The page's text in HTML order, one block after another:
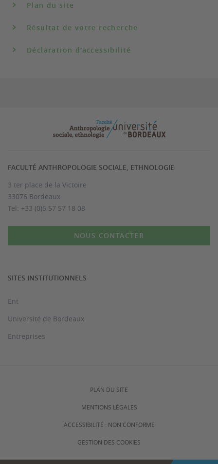
Plan du site
Résultat de votre recherche
Déclaration d'accessibilité
FACULTÉ ANTHROPOLOGIE SOCIALE, ETHNOLOGIE
3 ter place de la Victoire
33076 Bordeaux
Tel: +33 (0)5 57 57 18 08
NOUS CONTACTER
SITES INSTITUTIONNELS
Ent
Université de Bordeaux
Entreprises
PLAN DU SITE
MENTIONS LÉGALES
ACCESSIBILITÉ : NON CONFORME
GESTION DES COOKIES